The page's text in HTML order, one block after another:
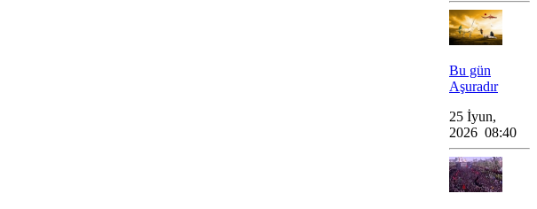
Bu gün
Aşuradır
25 İyun,
2026 08:40